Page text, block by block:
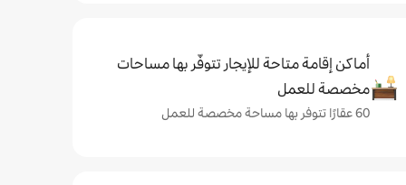
أماكن إقامة متاحة للإيجار تتوفّر بها مساحات
مخصصة للعمل
60 عقارًا تتوفر بها مساحة مخصصة للعمل